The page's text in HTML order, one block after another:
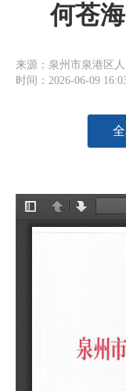
何苍
来源：泉州市泉港区
时间：2026-06-09